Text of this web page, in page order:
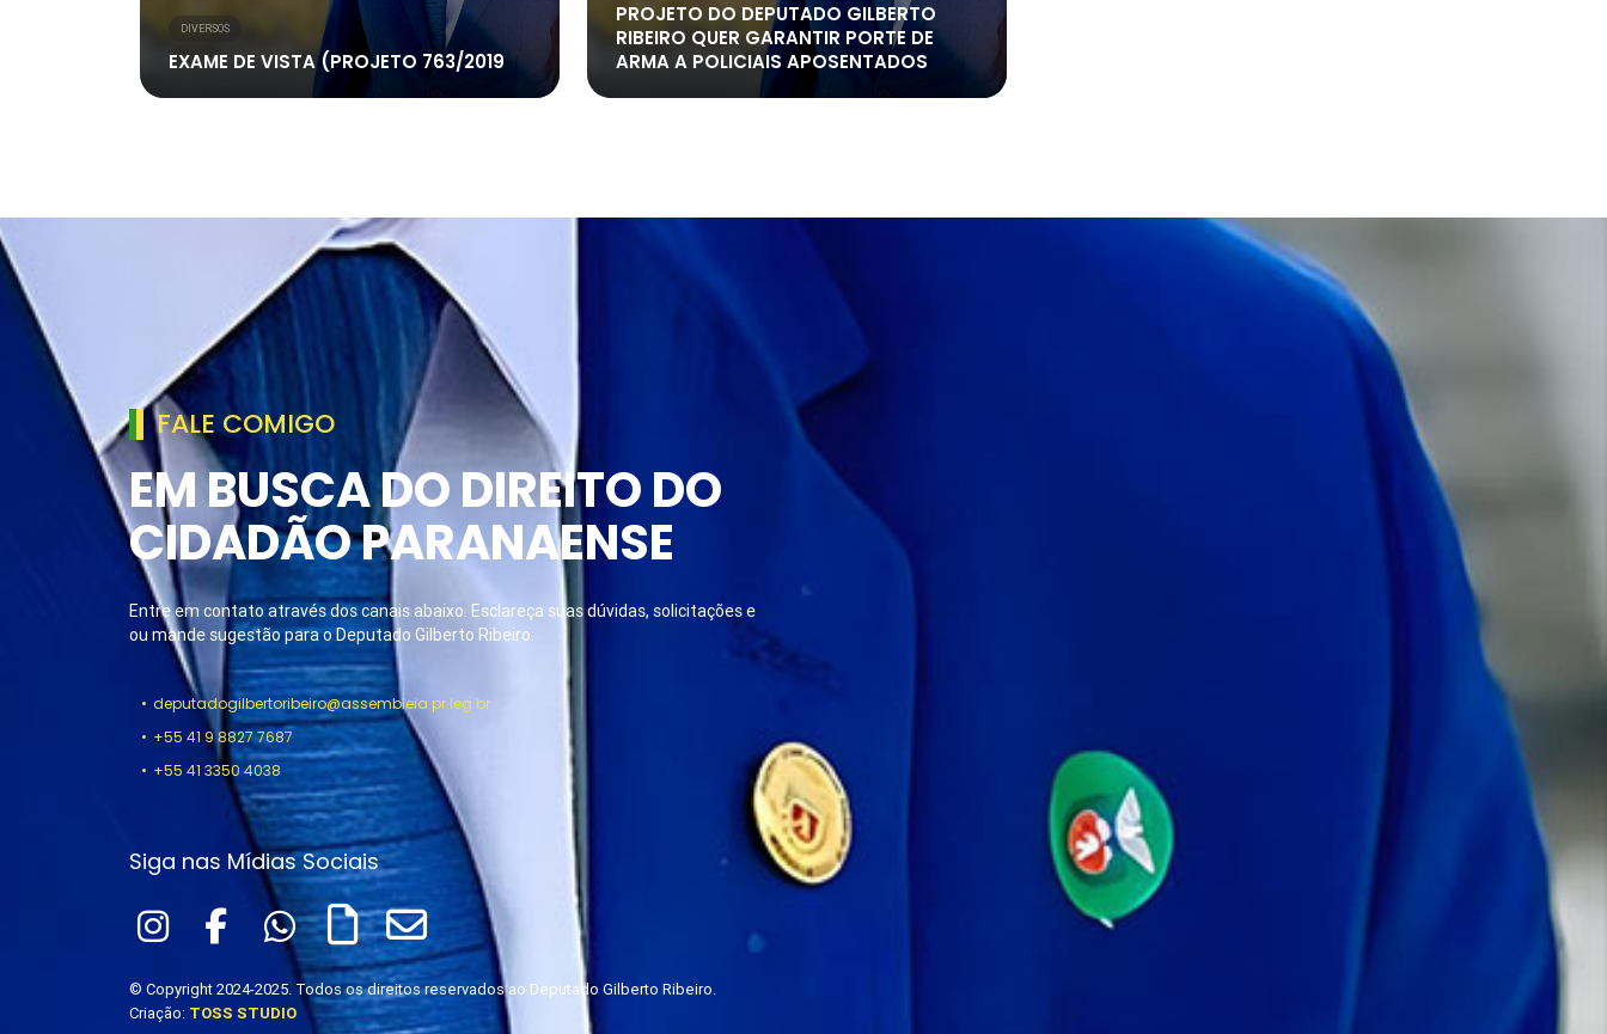
DIVERSOS
EXAME DE VISTA (PROJETO 763/2019
PROJETO DO DEPUTADO GILBERTO
RIBEIRO QUER GARANTIR PORTE DE
ARMA A POLICIAIS APOSENTADOS
FALE COMIGO
EM BUSCA DO DIREITO DO
CIDADÃO PARANAENSE
Entre em contato através dos canais abaixo. Esclareça suas dúvidas, solicitações e
ou mande sugestão para o Deputado Gilberto Ribeiro.
deputadogilbertoribeiro@assembleia.pr.leg.br
+55 41 9 8827 7687
+55 41 3350 4038
Siga nas Mídias Sociais
© Copyright 2024-2025. Todos os direitos reservados ao Deputado Gilberto Ribeiro.
Criação: TOSS STUDIO